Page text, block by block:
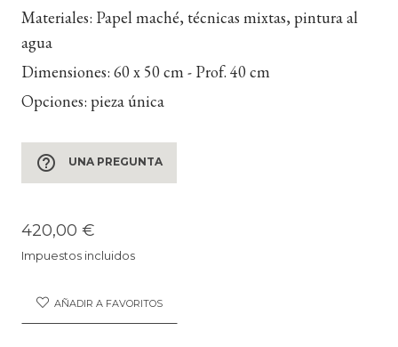
Materiales: Papel maché, técnicas mixtas, pintura al
agua
Dimensiones: 60 x 50 cm - Prof. 40 cm
Opciones: pieza única
help_outline UNA PREGUNTA
420,00 €
Impuestos incluidos
AÑADIR A FAVORITOS